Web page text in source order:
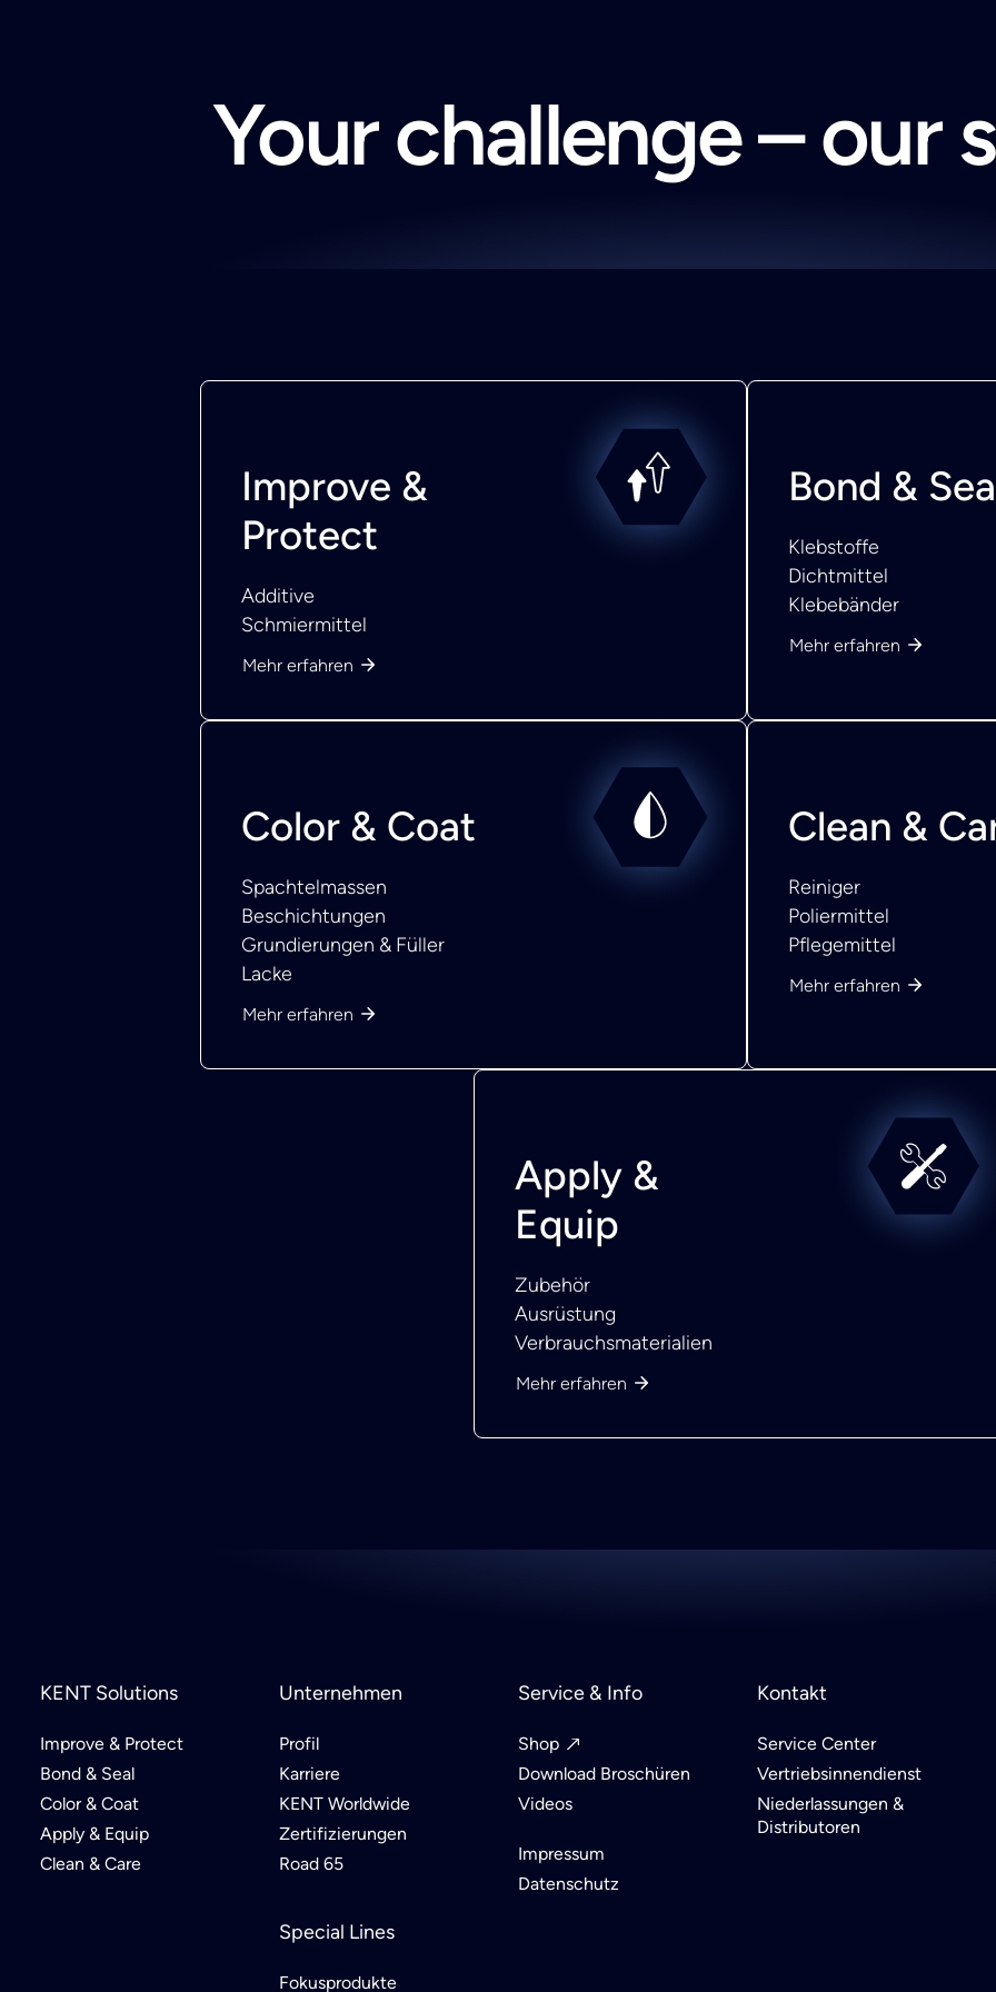
Your challenge – our
Improve &
Protect
Additive
Schmiermittel
Mehr erfahren
Bond &
Klebstoffe
Dichtmittel
Klebebänder
Mehr erfahren
Color & Coat
Spachtelmassen
Beschichtungen
Grundierungen & Füller
Lacke
Mehr erfahren
Clean &
Reiniger
Poliermittel
Pflegemittel
Mehr erfahren
Apply &
Equip
Zubehör
Ausrüstung
Verbrauchsmaterialien
Mehr erfahren
KENT Solutions
Improve & Protect
Bond & Seal
Color & Coat
Apply & Equip
Clean & Care
Unternehmen
Profil
Karriere
KENT Worldwide
Zertifizierungen
Road 65
Special Lines
Fokusprodukte
Service & Info
Shop
Download Broschüren
Videos
Impressum
Datenschutz
Kontakt
Service Center
Vertriebsinnendienst
Niederlassungen &
Distributoren